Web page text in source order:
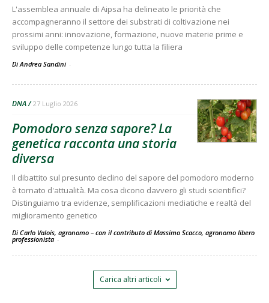
L'assemblea annuale di Aipsa ha delineato le priorità che
accompagneranno il settore dei substrati di coltivazione nei
prossimi anni: innovazione, formazione, nuove materie prime e
sviluppo delle competenze lungo tutta la filiera
Di Andrea Sandini -
DNA 27 Luglio 2026
Pomodoro senza sapore? La
genetica racconta una storia
diversa
Il dibattito sul presunto declino del sapore del pomodoro moderno
è tornato d'attualità. Ma cosa dicono davvero gli studi scientifici?
Distinguiamo tra evidenze, semplificazioni mediatiche e realtà del
miglioramento genetico
Di Carlo Valois, agronomo – con il contributo di Massimo Scacco, agronomo libero
professionista -
Carica altri articoli